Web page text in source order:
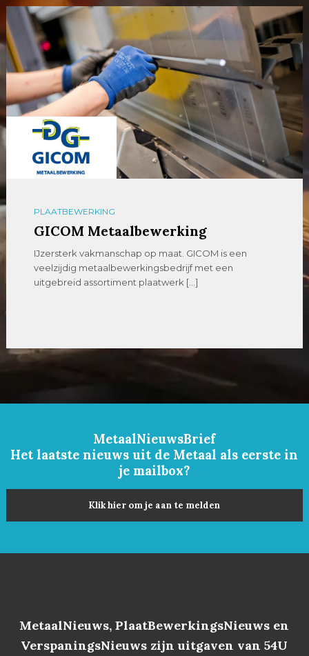
PLAATBEWERKING
GICOM Metaalbewerking
IJzersterk vakmanschap op maat. GICOM is een
veelzijdig metaalbewerkingsbedrijf met een
uitgebreid assortiment plaatwerk […]
MetaalNieuwsBrief
Het laatste nieuws uit de Metaal als eerste in
je mailbox?
Klik hier om je aan te melden
MetaalNieuws, PlaatBewerkingsNieuws en
VerspaningsNieuws zijn uitgaven van 54U